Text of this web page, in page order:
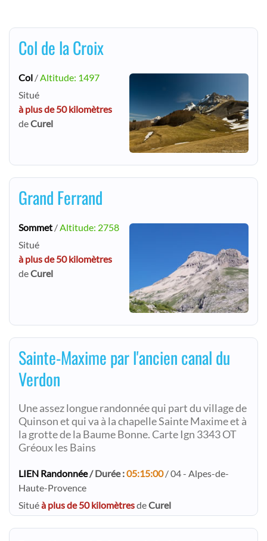
Col de la Croix
Col /Altitude: 1497
Situé
à plus de 50 kilomètres
deCurel
Grand Ferrand
Sommet / Altitude: 2758
Situé
à plus de 50 kilomètres
deCurel
Sainte-Maxime par l'ancien canal du
Verdon
Une assez longue randonnée qui part du village de
Quinson et qui va à la chapelle Sainte Maxime et à
la grotte de la Baume Bonne. Carte Ign 3343 OT
Gréoux les Bains
LIEN Randonnée/ Durée :05:15:00/ 04 - Alpes-de-
Haute-Provence
Situéà plus de 50 kilomètresdeCurel